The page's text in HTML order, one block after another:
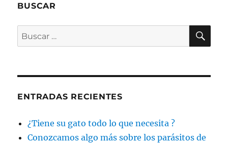
BUSCAR
Buscar
por:
ENTRADAS RECIENTES
¿Tiene su gato todo lo que necesita ?
Conozcamos algo más sobre los parásitos de